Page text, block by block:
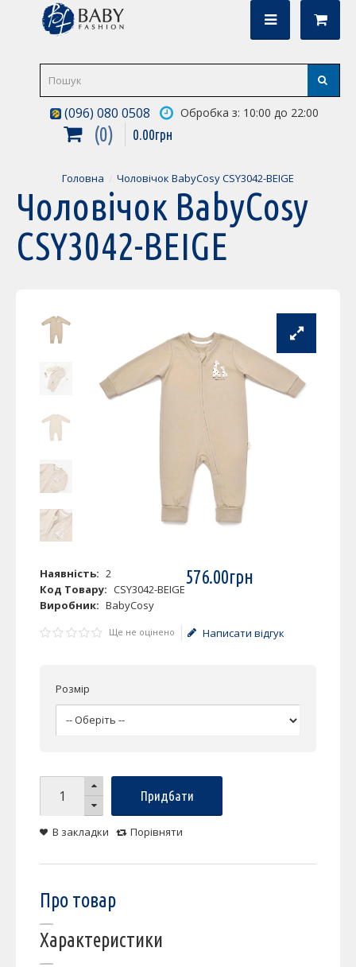
(096) 080 0508 Обробка з: 10:00 до 22:00
0 0.00грн
Головна Чоловічок BabyCosy CSY3042-BEIGE
Чоловічок BabyCosy
CSY3042-BEIGE
Наявність: 2
Код Товару: CSY3042-BEIGE
Виробник: BabyCosy
576.00грн
Ще не оцінено Написати відгук
Розмір
Придбати
В закладки Порівняти
Про товар
Характеристики